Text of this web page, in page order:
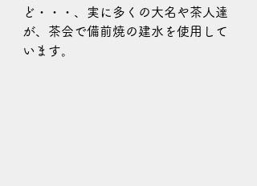
ど・・・、実に多くの大名や茶人達
が、茶会で備前焼の建水を使用して
います。